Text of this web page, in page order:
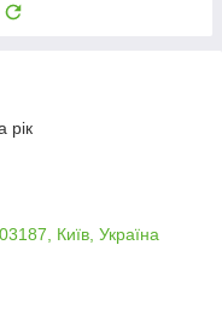
рік
Київ, Україна